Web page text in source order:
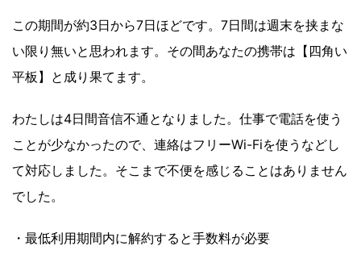
この期間が約3日から7日ほどです。7日間は週末を挟まな
い限り無いと思われます。その間あなたの携帯は【四角い
平板】と成り果てます。
わたしは4日間音信不通となりました。仕事で電話を使う
ことが少なかったので、連絡はフリーWi-Fiを使うなどし
て対応しました。そこまで不便を感じることはありません
でした。
・最低利用期間内に解約すると手数料が必要